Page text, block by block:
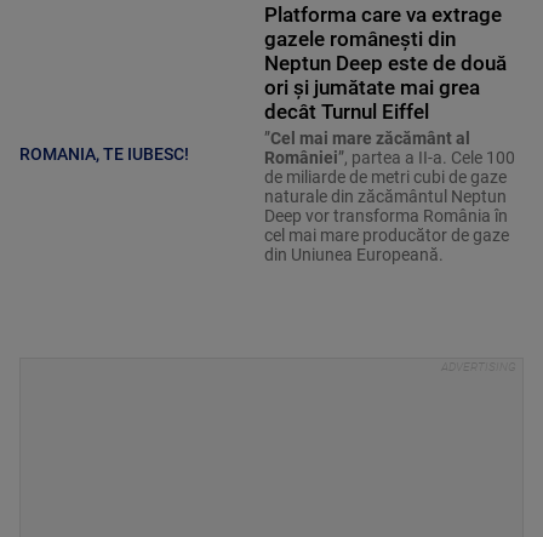
ROMANIA, TE IUBESC!
Platforma care va extrage
gazele românești din
Neptun Deep este de două
ori și jumătate mai grea
decât Turnul Eiffel
”Cel mai mare zăcământ al
României”, partea a II-a. Cele 100
de miliarde de metri cubi de gaze
naturale din zăcământul Neptun
Deep vor transforma România în
cel mai mare producător de gaze
din Uniunea Europeană.